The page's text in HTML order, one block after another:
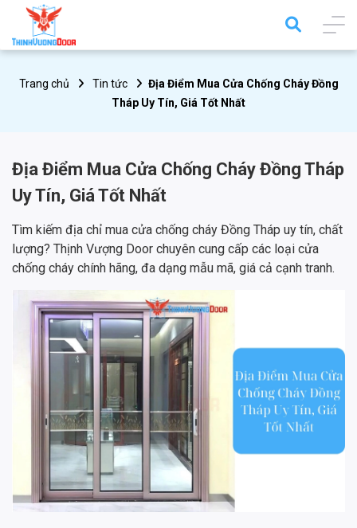
Trang chủ Tin tức
Địa Điểm Mua Cửa Chống Cháy Đồng
Tháp Uy Tín, Giá Tốt Nhất
Địa Điểm Mua Cửa Chống Cháy Đồng Tháp
Uy Tín, Giá Tốt Nhất
Tìm kiếm địa chỉ mua cửa chống cháy Đồng Tháp uy tín, chất
lượng? Thịnh Vượng Door chuyên cung cấp các loại cửa
chống cháy chính hãng, đa dạng mẫu mã, giá cả cạnh tranh.